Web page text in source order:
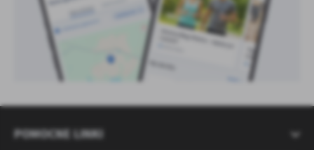
POMOCNE LINKI